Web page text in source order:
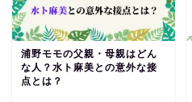
浦野モモの父親・母親はどん
な人？水ト麻美との意外な接
点とは？